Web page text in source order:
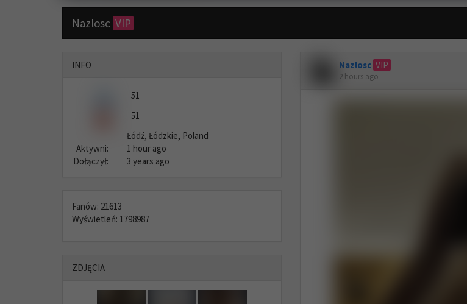
Nazlosc VIP
INFO
51
51
Łódź, Łódzkie, Poland
Aktywni:
1 hour ago
Dołączył:
3 years ago
Fanów: 21613
Wyświetleń: 1798987
ZDJĘCIA
Nazlosc VIP
2 hours ago